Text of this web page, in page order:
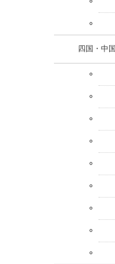
四国・中国